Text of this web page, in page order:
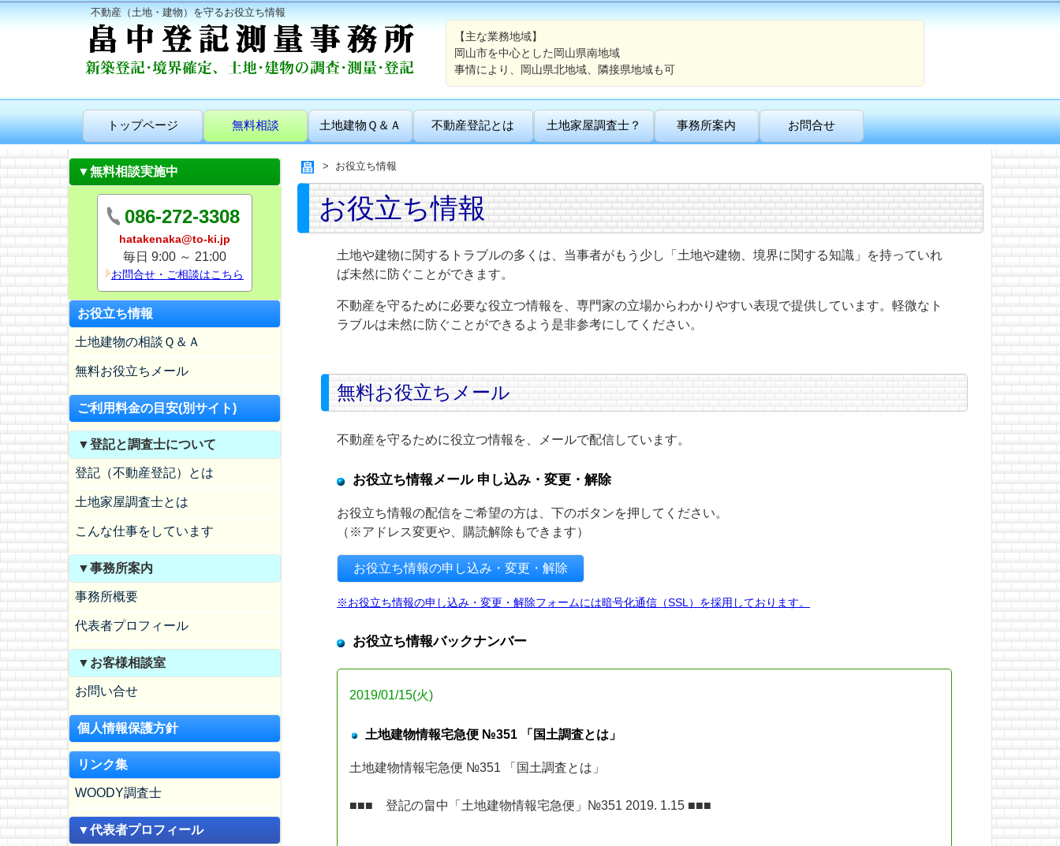
不動産（土地・建物）を守るお役立ち情報
【主な業務地域】
岡山市を中心とした岡山県南地域
事情により、岡山県北地域、隣接県地域も可
トップページ 無料相談 土地建物Ｑ＆Ａ 不動産登記とは 土地家屋調査士？ 事務所案内 お問合せ
▼無料相談実施中
086-272-3308
hatakenaka@to-ki.jp
毎日 9:00 ～ 21:00
お問合せ・ご相談はこちら
お役立ち情報
土地建物の相談Ｑ＆Ａ
無料お役立ちメール
ご利用料金の目安(別サイト)
▼登記と調査士について
登記（不動産登記）とは
土地家屋調査士とは
こんな仕事をしています
▼事務所案内
事務所概要
代表者プロフィール
▼お客様相談室
お問い合せ
個人情報保護方針
リンク集
WOODY調査士
▼代表者プロフィール
お役立ち情報
お役立ち情報
土地や建物に関するトラブルの多くは、当事者がもう少し「土地や建物、境界に関する知識」を持っていれ
ば未然に防ぐことができます。
不動産を守るために必要な役立つ情報を、専門家の立場からわかりやすい表現で提供しています。軽微なト
ラブルは未然に防ぐことができるよう是非参考にしてください。
無料お役立ちメール
不動産を守るために役立つ情報を、メールで配信しています。
お役立ち情報メール 申し込み・変更・解除
お役立ち情報の配信をご希望の方は、下のボタンを押してください。
（※アドレス変更や、購読解除もできます）
お役立ち情報の申し込み・変更・解除
※お役立ち情報の申し込み・変更・解除フォームには暗号化通信（SSL）を採用しております。
お役立ち情報バックナンバー
2019/01/15(火)
土地建物情報宅急便 №351 「国土調査とは」
土地建物情報宅急便 №351 「国土調査とは」
■■■ 登記の畠中「土地建物情報宅急便」№351 2019. 1.15 ■■■